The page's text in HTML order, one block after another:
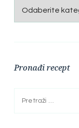
Kategorije
Pronađi recept
Pretraga: